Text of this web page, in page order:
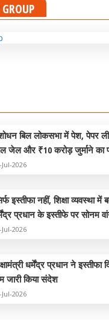
बिल लोकसभा में पेश, पेपर
जेल और ₹10 करोड़ जुर्माने का
दोनों सदन स्थगित
Jul-2026
इस्तीफा नहीं, शिक्षा व्यवस्था
प्रधान के इस्तीफे पर सोनम
Jul-2026
धर्मेंद्र प्रधान ने इस्तीफा
जारी किया संदेश
Jul-2026